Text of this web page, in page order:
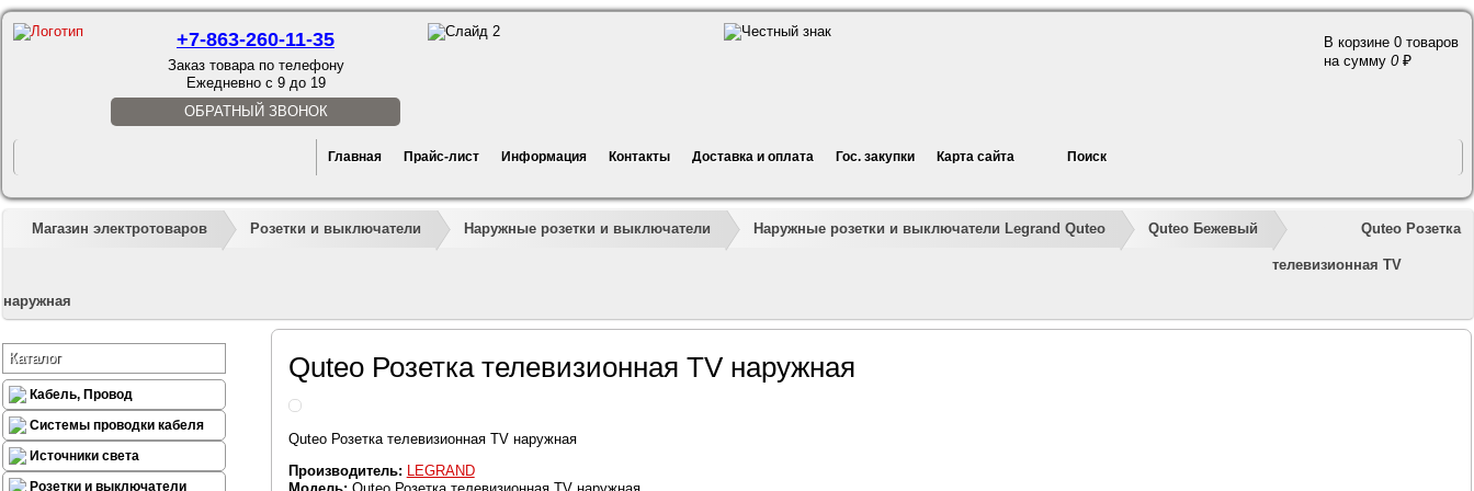
+7-863-260-11-35
Заказ товара по телефону
Ежедневно с 9 до 19
ОБРАТНЫЙ ЗВОНОК
В корзине 0 товаров
на сумму 0
Главная Прайс-лист Информация Контакты Доставка и оплата Гос. закупки Карта сайта Поиск
Магазин электротоваров »
Розетки и выключатели »
Наружные розетки и выключатели Наружные розетки и выключатели Legrand Quteo Quteo Бежевый Quteo Розетка
телевизионная TV
наружная
Каталог
Кабель, Провод
Системы проводки кабеля
Источники света
Розетки и выключатели
Quteo Розетка телевизионная TV наружная
Quteo Розетка телевизионная TV наружная
Производитель: LEGRAND